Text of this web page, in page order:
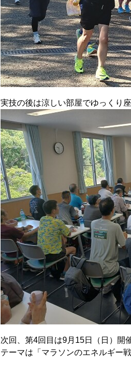
実技の後は涼しい部屋でゆっくり
次回、第4回目は9月15日（日）開
テーマは「マラソンのエネルギー